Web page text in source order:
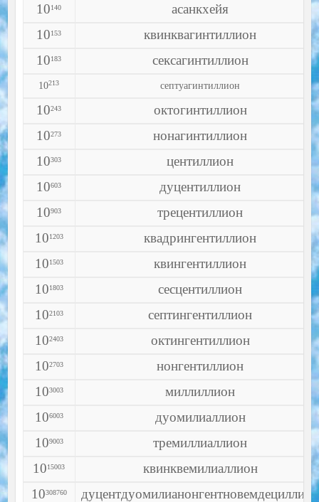
10140
асанкхейя
10153
квинквагинтиллион
10183 сексагинтиллион
10213 септуагинтиллион
10243
октогинтиллион
10273
нонагинтиллион
10303
центиллион
10603
дуцентиллион
10903
трецентиллион
101203
квадрингентиллион
101503
квингентиллион
101803
сесцентиллион
102103
септингентиллион
102403
октингентиллион
102703
нонгентиллион
103003
миллиллион
106003
дуомилиаллион
109003
тремиллиаллион
1015003
квинквемилиаллион
10308760
дуцентдуомилианонгентновемдециллион